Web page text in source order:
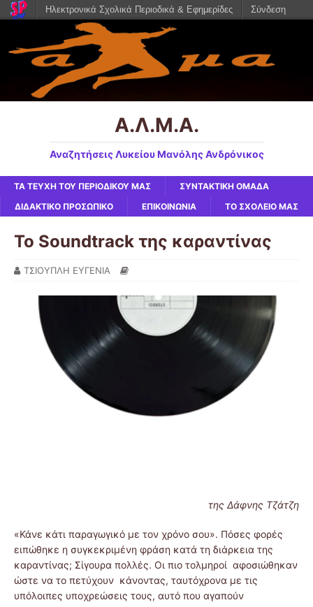
Α.Λ.Μ.Α.
Αναζητήσεις Λυκείου Μανόλης Ανδρόνικος
ΤΑ ΤΕΥΧΗ ΤΟΥ ΠΕΡΙΟΔΙΚΟΥ ΜΑΣ
ΣΥΝΤΑΚΤΙΚΗ ΟΜΑΔΑ
ΔΙΔΑΚΤΙΚΟ ΠΡΟΣΩΠΙΚΟ
ΕΠΙΚΟΙΝΩΝΙΑ ΤΟ ΣΧΟΛΕΙΟ ΜΑΣ
To Soundtrack της καραντίνας
ΤΣΙΟΥΠΛΗ ΕΥΓΕΝΙΑ
της Δάφνης Τζάτζη
«Κάνε κάτι παραγωγικό με τον χρόνο σου». Πόσες φορές
ειπώθηκε η συγκεκριμένη φράση κατά τη διάρκεια της
καραντίνας; Σίγουρα πολλές. Οι πιο τολμηροί αφοσιώθηκαν
ώστε να το πετύχουν κάνοντας, ταυτόχρονα με τις
υπόλοιπες υποχρεώσεις τους, αυτό που αγαπούν
Ηλεκτρονικά Σχολικά Περιοδικά & Εφημερίδες Σύνδεση